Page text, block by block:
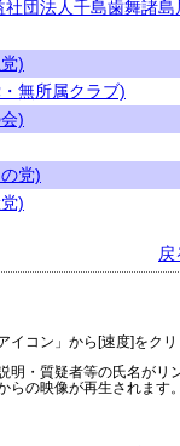
団法人千島歯舞諸島
)
無所属クラブ)
)
党)
)
戻
イコン」から[速度]をク
明・質疑者等の氏名が
らの映像が再生されます。